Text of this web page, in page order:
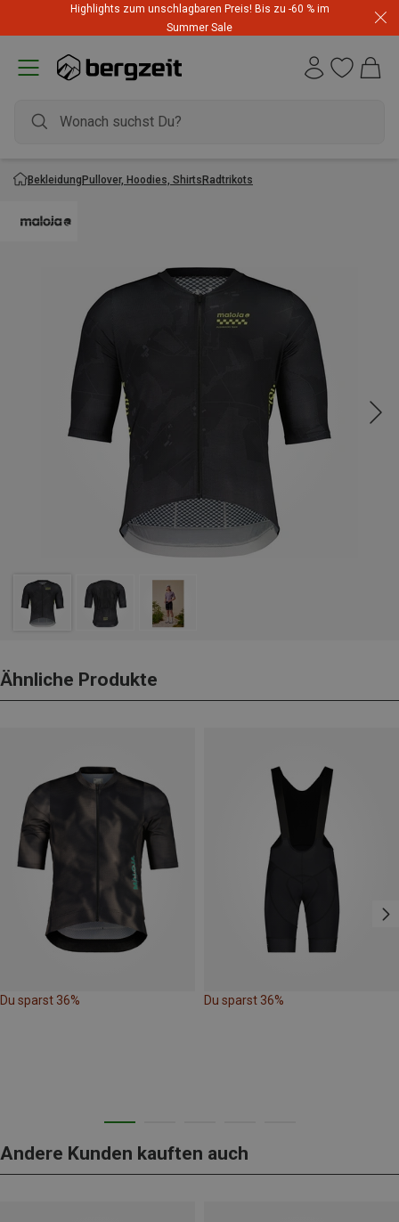
Highlights zum unschlagbaren Preis! Bis zu -60 % im
Summer Sale
BekleidungPullover, Hoodies, ShirtsRadtrikots
Ähnliche Produkte
Du sparst 36% Du sparst 36%
Andere Kunden kauften auch